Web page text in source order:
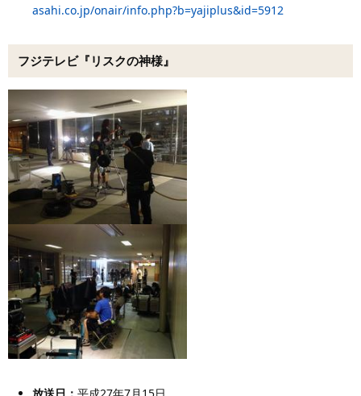
asahi.co.jp/onair/info.php?b=yajiplus&id=5912
フジテレビ『リスクの神様』
放送日： 平成27年7月15日